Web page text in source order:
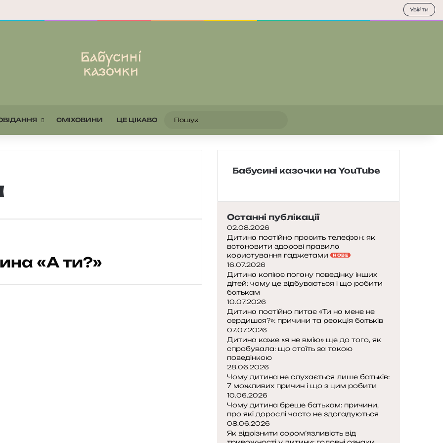
СМІХОВИНИ ЦЕ ЦІКАВО
«А ти?»
Бабусині казочки на YouTube
Останні публікації
02.08.2026
Дитина постійно просить телефон: як
встановити здорові правила
користування гаджетами
НОВЕ
16.07.2026
Дитина копіює погану поведінку інших
дітей: чому це відбувається і що робити
батькам
10.07.2026
Дитина постійно питає «Ти на мене не
сердишся?»: причини та реакція батьків
07.07.2026
Дитина каже «я не вмію» ще до того, як
спробувала: що стоїть за такою
поведінкою
28.06.2026
Чому дитина не слухається лише батьків:
7 можливих причин і що з цим робити
10.06.2026
Чому дитина бреше батькам: причини,
про які дорослі часто не здогадуються
08.06.2026
Як відрізнити сором’язливість від
Увійти